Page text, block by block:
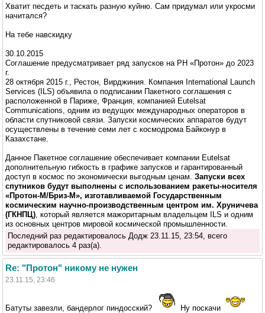
Хватит песдеть и таскать разную куйню. Сам придумал или укросми
начитался?
На тебе навскидку
30.10.2015
Соглашение предусматривает ряд запусков на РН «Протон» до 2023
г.
28 октября 2015 г., Рестон, Вирджиния. Компания International Launch
Services (ILS) объявила о подписании Пакетного соглашения с
расположенной в Париже, Франция, компанией Eutelsat
Communications, одним из ведущих международных операторов в
области спутниковой связи. Запуски космических аппаратов будут
осуществлены в течение семи лет с космодрома Байконур в
Казахстане.
Данное Пакетное соглашение обеспечивает компании Eutelsat
дополнительную гибкость в графике запусков и гарантированный
доступ в космос по экономически выгодным ценам. Запуски всех
спутников будут выполнены с использованием ракеты-носителя
«Протон-М/Бриз-М», изготавливаемой Государственным
космическим научно-производственным центром им. Хруничева
(ГКНПЦ) , который является мажоритарным владельцем ILS и одним
из основных центров мировой космической промышленности.
Последний раз редактировалось Додж 23.11.15, 23:54, всего
редактировалось 4 раз(а).
Re: "Протон" никому не нужен
23.11.15, 23:46
Батуты завезли, бандерлог пиндосский? Ну поскачи